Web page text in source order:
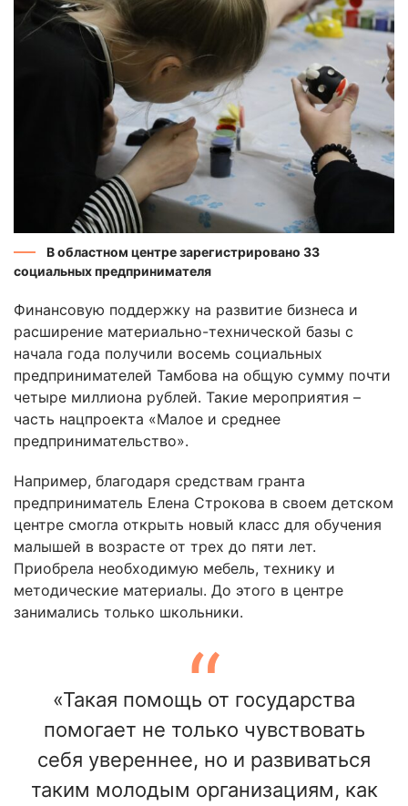
В областном центре зарегистрировано 33
социальных предпринимателя
Финансовую поддержку на развитие бизнеса и
расширение материально-технической базы с
начала года получили восемь социальных
предпринимателей Тамбова на общую сумму почти
четыре миллиона рублей. Такие мероприятия –
часть нацпроекта «Малое и среднее
предпринимательство».
Например, благодаря средствам гранта
предприниматель Елена Строкова в своем детском
центре смогла открыть новый класс для обучения
малышей в возрасте от трех до пяти лет.
Приобрела необходимую мебель, технику и
методические материалы. До этого в центре
занимались только школьники.
«Такая помощь от государства
помогает не только чувствовать
себя увереннее, но и развиваться
таким молодым организациям, как